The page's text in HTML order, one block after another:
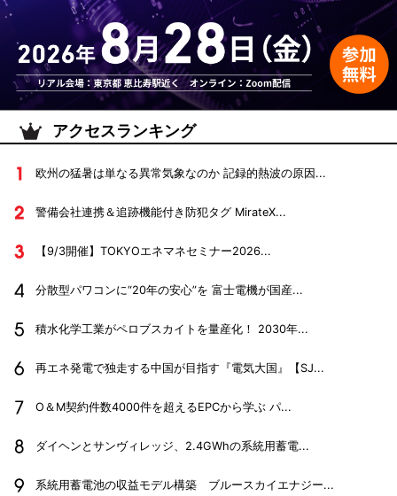
アクセスランキング
欧州の猛暑は単なる異常気象なのか 記録的熱波の原因...
警備会社連携＆追跡機能付き防犯タグ MirateX...
【9/3開催】TOKYOエネマネセミナー2026...
分散型パワコンに“20年の安心”を 富士電機が国産...
積水化学工業がペロブスカイトを量産化！ 2030年...
再エネ発電で独走する中国が目指す『電気大国』【SJ...
O＆M契約件数4000件を超えるEPCから学ぶ パ...
ダイヘンとサンヴィレッジ、2.4GWhの系統用蓄電...
系統用蓄電池の収益モデル構築 ブルースカイエナジー...